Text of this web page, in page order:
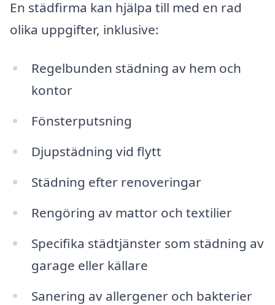
En städfirma kan hjälpa till med en rad
olika uppgifter, inklusive:
Regelbunden städning av hem och
kontor
Fönsterputsning
Djupstädning vid flytt
Städning efter renoveringar
Rengöring av mattor och textilier
Specifika städtjänster som städning av
garage eller källare
Sanering av allergener och bakterier